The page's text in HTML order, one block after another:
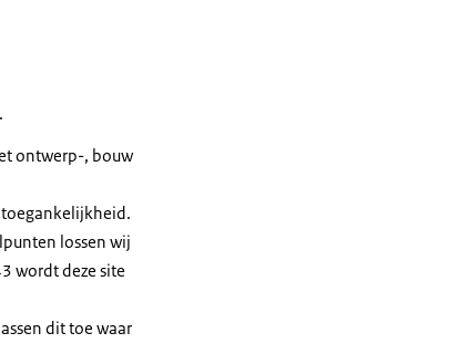
ontwerp-, bouw
lossen wij
wordt deze site
dit toe waar